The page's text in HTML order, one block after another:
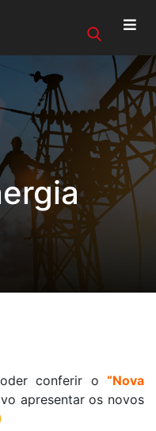
conferir o “Nova
apresentar os novos